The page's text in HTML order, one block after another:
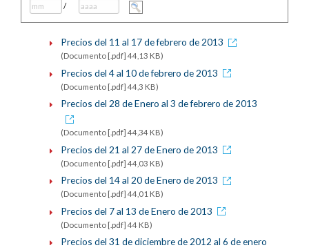
/
Precios del 11 al 17 de febrero de 2013
(Documento [.pdf] 44,13 KB)
Precios del 4 al 10 de febrero de 2013
(Documento [.pdf] 44,3 KB)
Precios del 28 de Enero al 3 de febrero de 2013
(Documento [.pdf] 44,34 KB)
Precios del 21 al 27 de Enero de 2013
(Documento [.pdf] 44,03 KB)
Precios del 14 al 20 de Enero de 2013
(Documento [.pdf] 44,01 KB)
Precios del 7 al 13 de Enero de 2013
(Documento [.pdf] 44 KB)
Precios del 31 de diciembre de 2012 al 6 de enero